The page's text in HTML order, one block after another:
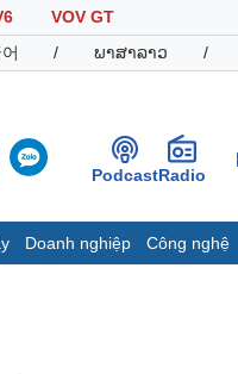
VOV GT
/ ພາສາລາວ /
PodcastRadio
Doanh nghiệp Công nghệ